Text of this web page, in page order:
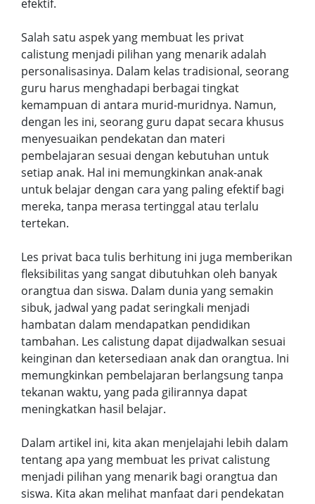
efektif.
Salah satu aspek yang membuat les privat
calistung menjadi pilihan yang menarik adalah
personalisasinya. Dalam kelas tradisional, seorang
guru harus menghadapi berbagai tingkat
kemampuan di antara murid-muridnya. Namun,
dengan les ini, seorang guru dapat secara khusus
menyesuaikan pendekatan dan materi
pembelajaran sesuai dengan kebutuhan untuk
setiap anak. Hal ini memungkinkan anak-anak
untuk belajar dengan cara yang paling efektif bagi
mereka, tanpa merasa tertinggal atau terlalu
tertekan.
Les privat baca tulis berhitung ini juga memberikan
fleksibilitas yang sangat dibutuhkan oleh banyak
orangtua dan siswa. Dalam dunia yang semakin
sibuk, jadwal yang padat seringkali menjadi
hambatan dalam mendapatkan pendidikan
tambahan. Les calistung dapat dijadwalkan sesuai
keinginan dan ketersediaan anak dan orangtua. Ini
memungkinkan pembelajaran berlangsung tanpa
tekanan waktu, yang pada gilirannya dapat
meningkatkan hasil belajar.
Dalam artikel ini, kita akan menjelajahi lebih dalam
tentang apa yang membuat les privat calistung
menjadi pilihan yang menarik bagi orangtua dan
siswa. Kita akan melihat manfaat dari pendekatan